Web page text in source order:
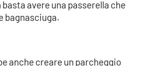
avere una passerella che
bagnasciuga.
anche creare un parcheggio